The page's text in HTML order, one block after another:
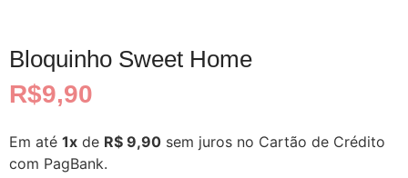
Bloquinho Sweet Home
R$9,90
Em até 1x de R$ 9,90 sem juros no Cartão de Crédito
com PagBank.